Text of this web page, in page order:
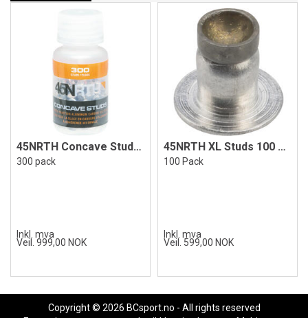
45NRTH Concave Studs 300 pack
300 pack
Inkl. mva
Veil. 999,00 NOK
45NRTH XL Studs 100 Pack
100 Pack
Inkl. mva
Veil. 599,00 NOK
Copyright © 2026 BCsport.no - All rights reserved